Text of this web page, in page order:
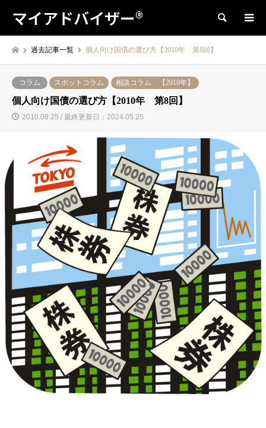
マイアドバイザー® 検索
過去記事一覧 個人向け国債の選び方【2010年 第8回】
コラム スポットコラム 相談コラム 【2010年】
個人向け国債の選び方【2010年 第8回】
2010.08.25 / 最終更新日：2024.05.25